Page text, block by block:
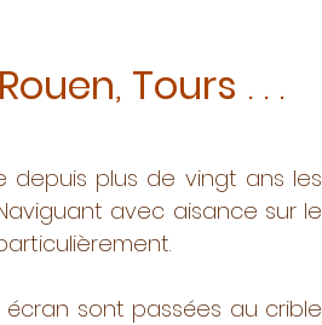
Rouen, Tours . . .
depuis plus de vingt ans les
avec aisance sur le
sont passées au crible